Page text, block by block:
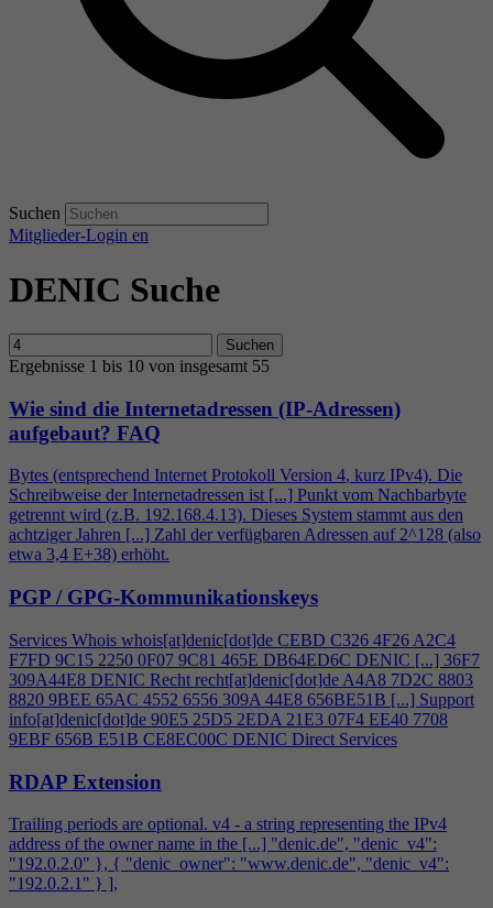
Suchen
Mitglieder-Login en
DENIC Suche
Suchen
Ergebnisse 1 bis 10 von insgesamt 55
Wie sind die Internetadressen (IP-Adressen)
aufgebaut? FAQ
Bytes (entsprechend Internet Protokoll Version 4, kurz IPv4). Die
Schreibweise der Internetadressen ist [...] Punkt vom Nachbarbyte
getrennt wird (z.B. 192.168.4.13). Dieses System stammt aus den
achtziger Jahren [...] Zahl der verfügbaren Adressen auf 2^128 (also
etwa 3,4 E+38) erhöht.
PGP / GPG-Kommunikationskeys
Services Whois whois[at]denic[dot]de CEBD C326 4F26 A2C4
F7FD 9C15 2250 0F07 9C81 465E DB64ED6C DENIC [...] 36F7
309A44E8 DENIC Recht recht[at]denic[dot]de A4A8 7D2C 8803
8820 9BEE 65AC 4552 6556 309A 44E8 656BE51B [...] Support
info[at]denic[dot]de 90E5 25D5 2EDA 21E3 07F4 EE40 7708
9EBF 656B E51B CE8EC00C DENIC Direct Services
RDAP Extension
Trailing periods are optional. v4 - a string representing the IPv4
address of the owner name in the [...] "denic.de", "denic_v4":
"192.0.2.0" }, { "denic_owner": "www.denic.de", "denic_v4":
"192.0.2.1" } ],